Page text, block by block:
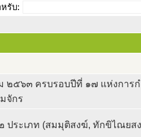
รับ:
๒๕๖๓ ครบรอบปีที่ ๑๗ แห่งการก
จักร
ประเภท (สมมุติสงฆ์, ทักขิไณยส